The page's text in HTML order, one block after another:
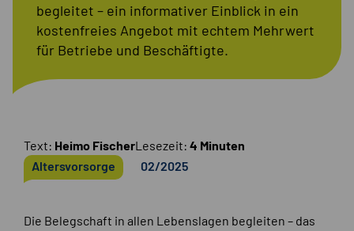
begleitet – ein informativer Einblick in ein
kostenfreies Angebot mit echtem Mehrwert
für Betriebe und Beschäftigte.
Text: Heimo FischerLesezeit: 4 Minuten
Altersvorsorge
02/2025
Die Belegschaft in allen Lebenslagen begleiten – das